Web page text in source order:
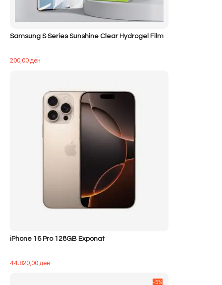
Samsung S Series Sunshine Clear Hydrogel Film
200,00ден
iPhone 16 Pro 128GB Exponat
44.820,00ден
-5%